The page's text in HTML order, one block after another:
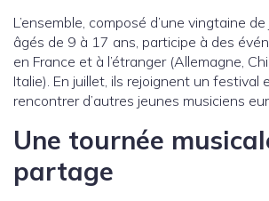
L’ensemble, composé d’une vingtaine
âgés de 9 à 17 ans, participe à des
en France et à l’étranger (Allemagne,
Italie). En juillet, ils rejoignent un festival
rencontrer d’autres jeunes musiciens
Une tournée
partage